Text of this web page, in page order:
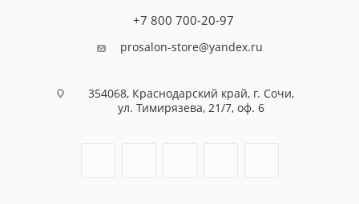
+7 800 700-20-97
prosalon-store@yandex.ru
354068, Краснодарский край, г. Сочи,
ул. Тимирязева, 21/7, оф. 6